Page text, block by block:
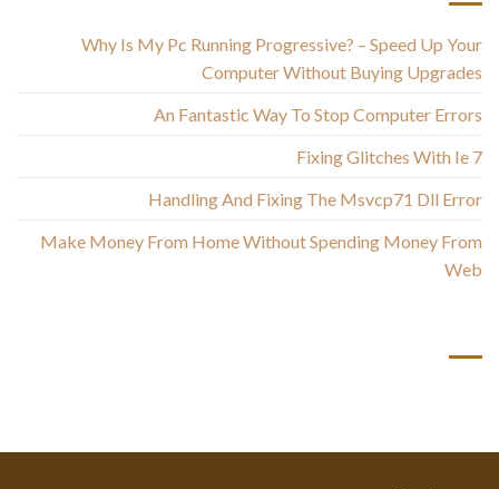
Why Is My Pc Running Progressive? – Speed Up Your
Computer Without Buying Upgrades
An Fantastic Way To Stop Computer Errors
Fixing Glitches With Ie 7
Handling And Fixing The Msvcp71 Dll Error
Make Money From Home Without Spending Money From
Web